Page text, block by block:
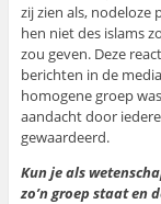
zij zien als,
hen niet des islams
zou geven. Deze
berichten in de
homogene groep
aandacht door
gewaardeerd.
Kun je als
zo’n groep staat en